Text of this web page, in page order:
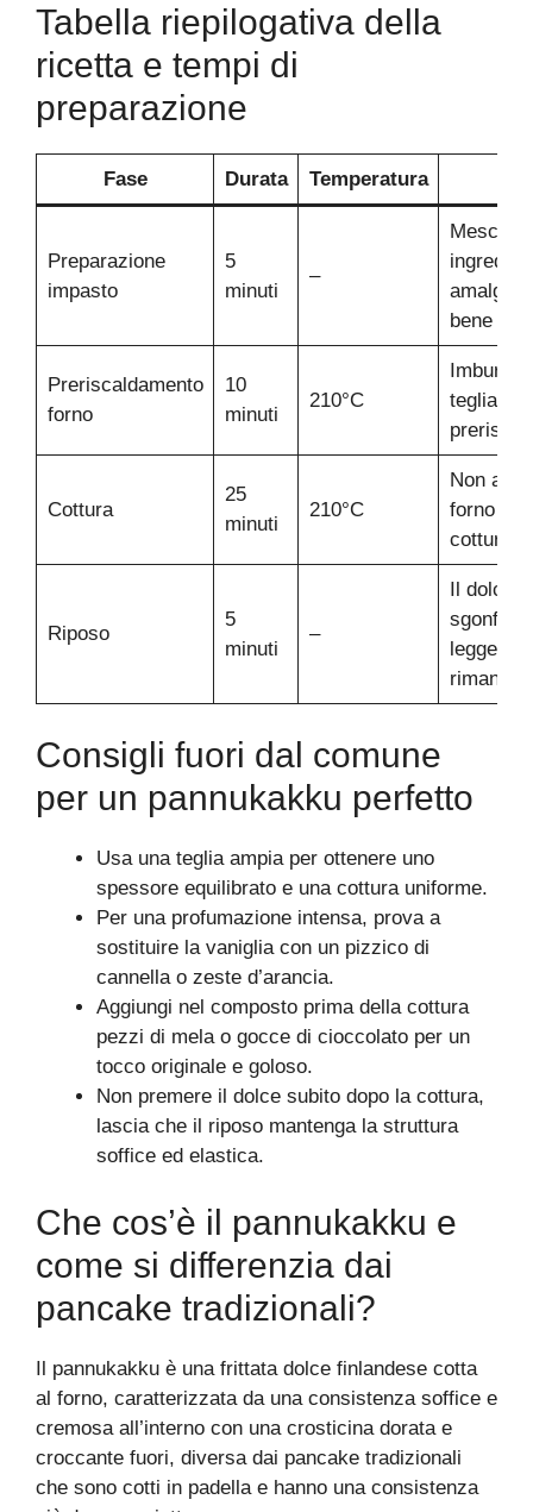
Tabella riepilogativa della
ricetta e tempi di
preparazione
Fase Durata Temperatura
Preparazione
impasto
5
minuti
–
bene
Preriscaldamento
forno
10
minuti
210°C
teglia
Cottura
25
minuti
210°C
Non
forno
cottura
Riposo
5
minuti
–
Il dolce
sgonfia
rimane
Consigli fuori dal comune
per un pannukakku perfetto
Usa una teglia ampia per ottenere uno
spessore equilibrato e una cottura uniforme.
Per una profumazione intensa, prova a
sostituire la vaniglia con un pizzico di
cannella o zeste d’arancia.
Aggiungi nel composto prima della cottura
pezzi di mela o gocce di cioccolato per un
tocco originale e goloso.
Non premere il dolce subito dopo la cottura,
lascia che il riposo mantenga la struttura
soffice ed elastica.
Che cos’è il pannukakku e
come si differenzia dai
pancake tradizionali?
Il pannukakku è una frittata dolce finlandese cotta
al forno, caratterizzata da una consistenza soffice e
cremosa all’interno con una crosticina dorata e
croccante fuori, diversa dai pancake tradizionali
che sono cotti in padella e hanno una consistenza